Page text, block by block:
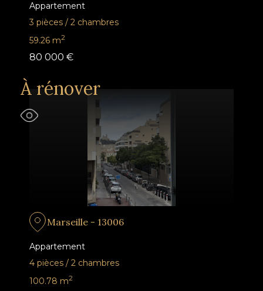
Appartement
3 pièces / 2 chambres
59.26 m2
80 000 €
À rénover
Marseille - 13006
Appartement
4 pièces / 2 chambres
100.78 m2